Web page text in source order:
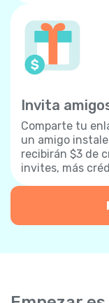
Invita
Comparte tu
un amigo
recibirán $3 de
invites, más